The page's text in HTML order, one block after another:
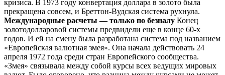
кризиса. В 1973 году конвертация доллара в золото была
прекращена совсем, и Бреттон-Вудская система рухнула.
Международные расчеты — только по безналу Конец
золотодолларовой системы предвидели еще в конце 60-х
годов. И ей на смену была разработана система под названием
«Европейская валютная змея». Она начала действовать 24
апреля 1972 года среди стран Европейского сообщества.
«Змея» связывала между собой курсы всех ведущих мировых